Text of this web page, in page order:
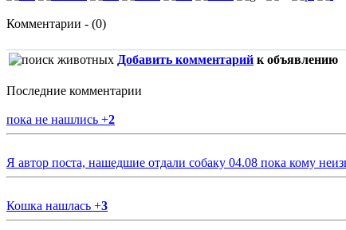
Комментарии - (0)
Добавить комментарий к объявлению
Последние комментарии
пока не нашлись +2
Я автор поста, нашедшие отдали собаку 04.08 пока кому
Кошка нашлась +3